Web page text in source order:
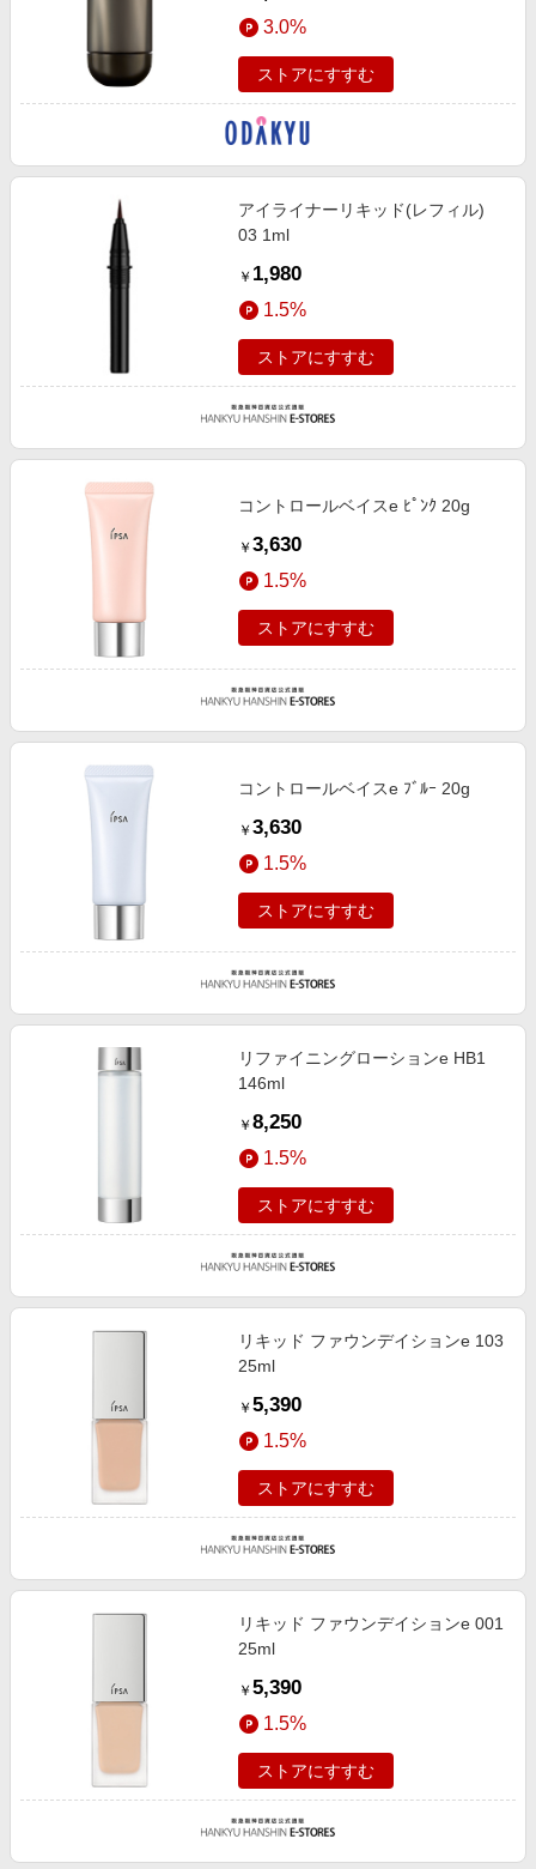
3.0%
ストアにすすむ
アイライナーリキッド(レフィル)
03 1ml
￥ 1,980
1.5%
ストアにすすむ
コントロールベイスe ﾋﾟﾝｸ 20g
￥ 3,630
1.5%
ストアにすすむ
コントロールベイスe ﾌﾞﾙｰ 20g
￥ 3,630
1.5%
ストアにすすむ
リファイニングローションe HB1
146ml
￥ 8,250
1.5%
ストアにすすむ
リキッド ファウンデイションe 103
25ml
￥ 5,390
1.5%
ストアにすすむ
リキッド ファウンデイションe 001
25ml
￥ 5,390
1.5%
ストアにすすむ